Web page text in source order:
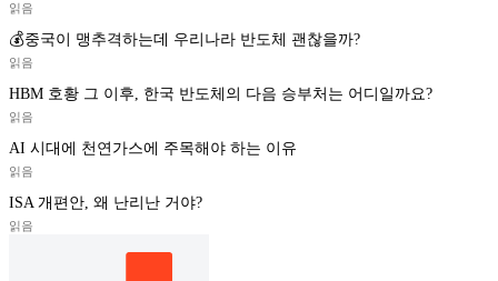
읽음
💰중국이 맹추격하는데 우리나라 반도체 괜찮을까?
읽음
HBM 호황 그 이후, 한국 반도체의 다음 승부처는 어디일까요?
읽음
AI 시대에 천연가스에 주목해야 하는 이유
읽음
ISA 개편안, 왜 난리난 거야?
읽음